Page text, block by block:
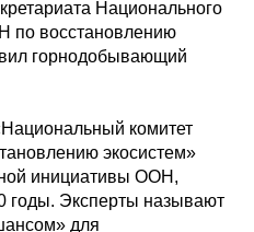
Национального
по восстановлению
горнодобывающий
комитет
экосистем»
инициативы ООН,
годы. Эксперты называют
для